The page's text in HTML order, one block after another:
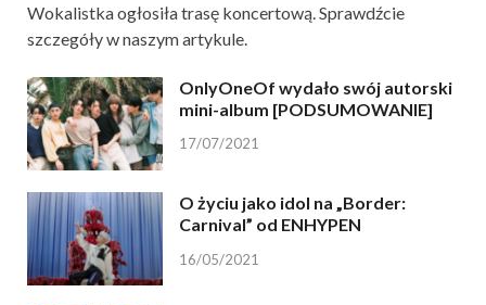
Wokalistka ogłosiła trasę koncertową. Sprawdźcie
szczegóły w naszym artykule.
OnlyOneOf wydało swój autorski
mini-album [PODSUMOWANIE]
17/07/2021
O życiu jako idol na „Border:
Carnival” od ENHYPEN
16/05/2021